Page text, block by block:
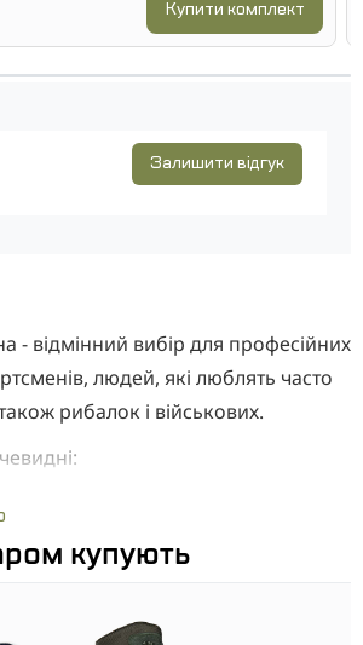
Купити комплект
Залишити відгук
- відмінний вибір для професійних
людей, які люблять часто
рибалок і військових.
(навіть при сильних морозах).
поєднується з будь-більш
неприємних відчуттів від поту, від
купують